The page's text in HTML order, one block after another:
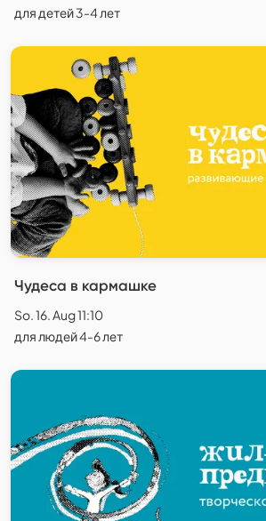
для детей 3-4 лет
Чудеса в кармашке
So. 16. Aug 11:10
для людей 4-6 лет